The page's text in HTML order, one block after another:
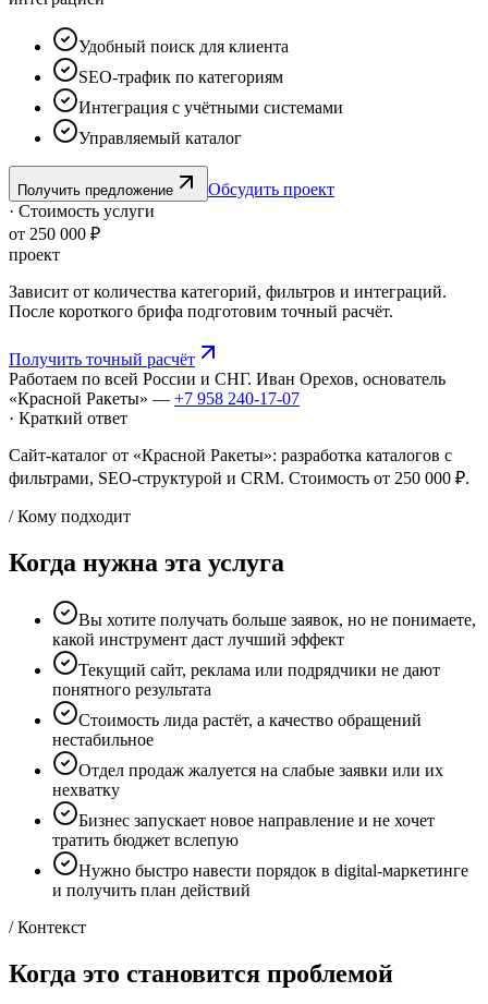
Удобный поиск для клиента
SEO-трафик по категориям
Интеграция с учётными системами
Управляемый каталог
Получить предложение
Обсудить проект
· Стоимость услуги
от 250 000 ₽
проект
Зависит от количества категорий, фильтров и интеграций.
После короткого брифа подготовим точный расчёт.
Получить точный расчёт
Работаем по всей России и СНГ. Иван Орехов, основатель
«Красной Ракеты» — +7 958 240‑17‑07
· Краткий ответ
Сайт-каталог от «Красной Ракеты»: разработка каталогов с
фильтрами, SEO-структурой и CRM. Стоимость от 250 000 ₽.
/ Кому подходит
Когда нужна эта услуга
Вы хотите получать больше заявок, но не понимаете,
какой инструмент даст лучший эффект
Текущий сайт, реклама или подрядчики не дают
понятного результата
Стоимость лида растёт, а качество обращений
нестабильное
Отдел продаж жалуется на слабые заявки или их
нехватку
Бизнес запускает новое направление и не хочет
тратить бюджет вслепую
Нужно быстро навести порядок в digital-маркетинге
и получить план действий
/ Контекст
Когда это становится проблемой